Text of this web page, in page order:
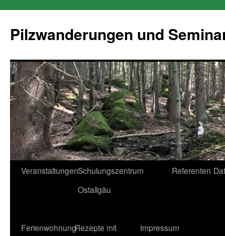
Pilzwanderungen und
Zum
VeranstaltungenSchulungszentrum
Ostallgäu
Referenten
FerienwohnungRezepte mit
Impressum